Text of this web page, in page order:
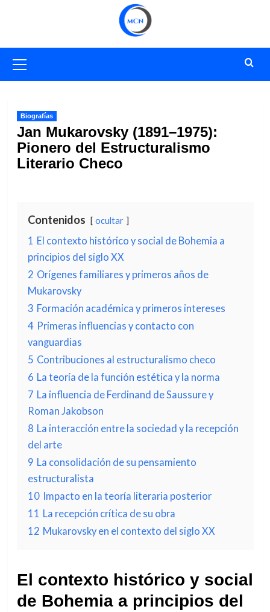
primario
Biografías
Jan Mukarovsky (1891–1975):
Pionero del Estructuralismo
Literario Checo
Contenidos ocultar
1 El contexto histórico y social de Bohemia a
principios del siglo XX
2 Orígenes familiares y primeros años de
Mukarovsky
3 Formación académica y primeros intereses
4 Primeras influencias y contacto con
vanguardias
5 Contribuciones al estructuralismo checo
6 La teoría de la función estética y la norma
7 La influencia de Ferdinand de Saussure y
Roman Jakobson
8 La interacción entre la sociedad y la recepción
del arte
9 La consolidación de su pensamiento
estructuralista
10 Impacto en la teoría literaria posterior
11 La recepción crítica de su obra
12 Mukarovsky en el contexto del siglo XX
El contexto histórico y social
de Bohemia a principios del